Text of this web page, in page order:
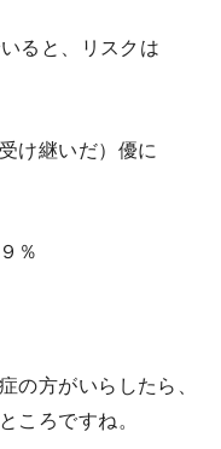
ると、リスクは
け継いだ）優に
％
の方がいらしたら、
ころですね。